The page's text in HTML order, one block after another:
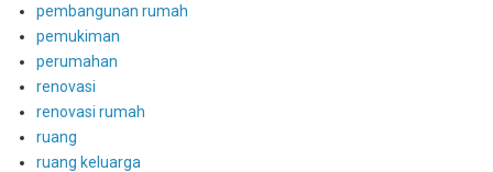
pembangunan rumah
pemukiman
perumahan
renovasi
renovasi rumah
ruang
ruang keluarga